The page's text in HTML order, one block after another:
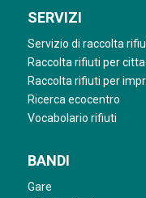
SERVIZI
Servizio di raccolta
Raccolta rifiuti per
Raccolta rifiuti per
Ricerca ecocentro
Vocabolario rifiuti
BANDI
Gare